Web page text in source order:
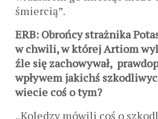
śmiercią”.
ERB: Obrońcy strażnika
w chwili, w której Artiom
źle się zachowywał,
wpływem jakichś
wiecie coś o tym?
„Koledzy mówili coś o